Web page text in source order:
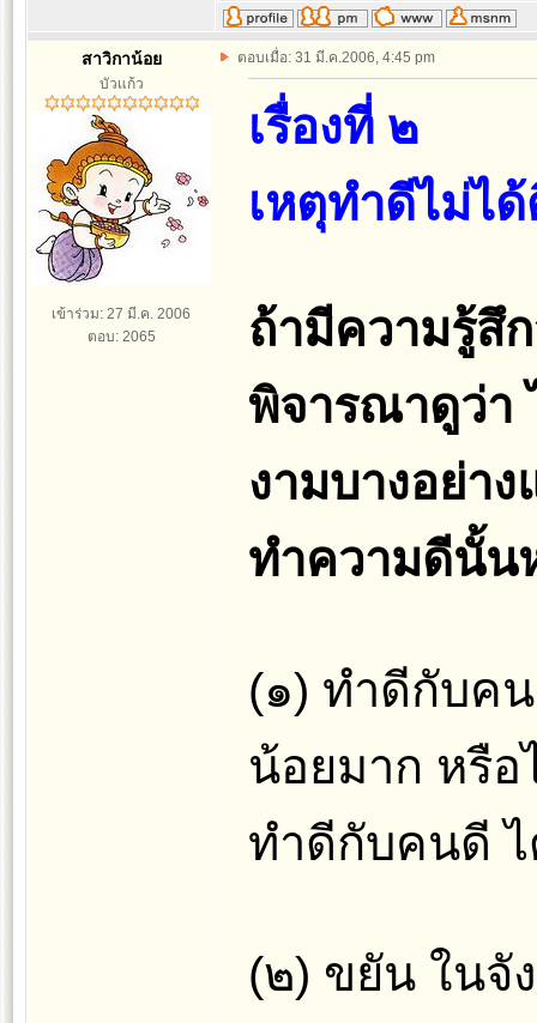
สาวิกาน้อย
บัวแก้ว
เข้าร่วม: 27 มี.ค. 2006
ตอบ: 2065
ตอบเมื่อ: 31 มี.ค.2006, 4:45 pm
เรื่องที่ ๒
เหตุทำดีไม่ไ
ถ้ามีความรู้สึ
พิจารณาดูว่า
งามบางอย่า
ทำความดีนั้น
(๑) ทำดีกับค
น้อยมาก หรือ
ทำดีกับคนดี
(๒) ขยัน ในจั